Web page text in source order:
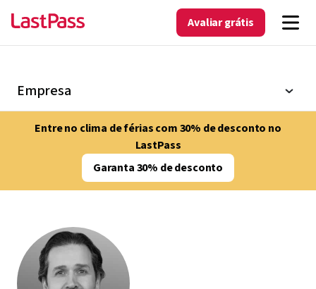
Avaliar grátis
Empresa
Entre no clima de férias com 30% de desconto no
LastPass
Garanta 30% de desconto